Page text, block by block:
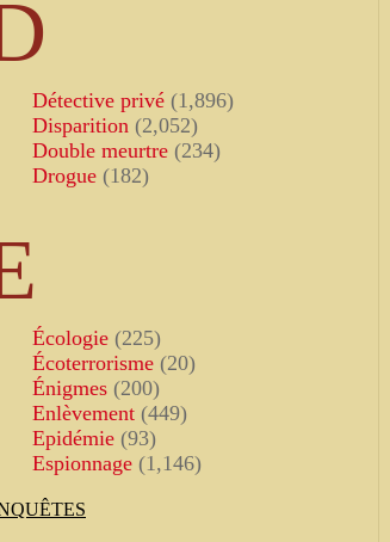
Détective privé (1,896)
Disparition (2,052)
Double meurtre (234)
Drogue (182)
Écologie (225)
Écoterrorisme (20)
Énigmes (200)
Enlèvement (449)
Epidémie (93)
Espionnage (1,146)